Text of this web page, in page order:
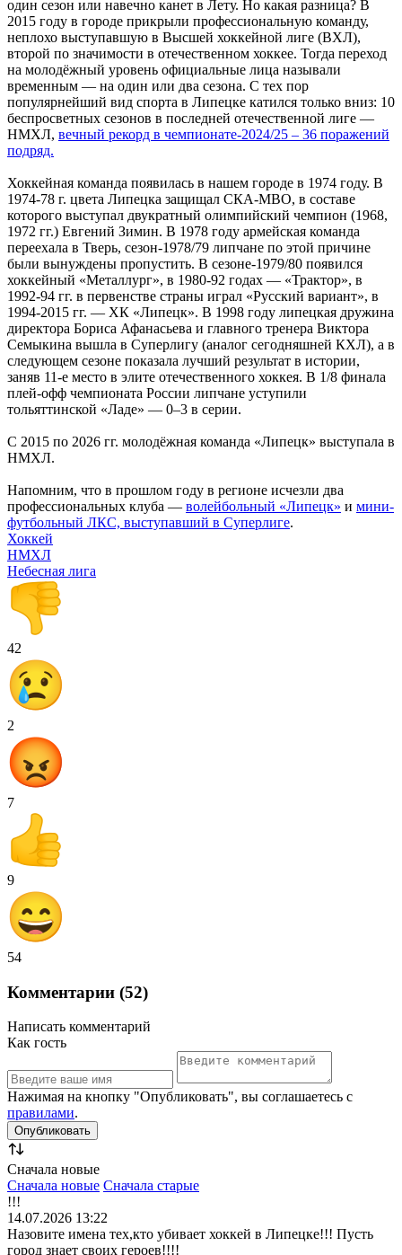
один сезон или навечно канет в Лету. Но какая разница? В
2015 году в городе прикрыли профессиональную команду,
неплохо выступавшую в Высшей хоккейной лиге (ВХЛ),
второй по значимости в отечественном хоккее. Тогда переход
на молодёжный уровень официальные лица называли
временным — на один или два сезона. С тех пор
популярнейший вид спорта в Липецке катился только вниз: 10
беспросветных сезонов в последней отечественной лиге —
НМХЛ, вечный рекорд в чемпионате-2024/25 – 36 поражений
подряд.
Хоккейная команда появилась в нашем городе в 1974 году. В
1974-78 г. цвета Липецка защищал СКА-МВО, в составе
которого выступал двукратный олимпийский чемпион (1968,
1972 гг.) Евгений Зимин. В 1978 году армейская команда
переехала в Тверь, сезон-1978/79 липчане по этой причине
были вынуждены пропустить. В сезоне-1979/80 появился
хоккейный «Металлург», в 1980-92 годах — «Трактор», в
1992-94 гг. в первенстве страны играл «Русский вариант», в
1994-2015 гг. — ХК «Липецк». В 1998 году липецкая дружина
директора Бориса Афанасьева и главного тренера Виктора
Семыкина вышла в Суперлигу (аналог сегодняшней КХЛ), а в
следующем сезоне показала лучший результат в истории,
заняв 11-е место в элите отечественного хоккея. В 1/8 финала
плей-офф чемпионата России липчане уступили
тольяттинской «Ладе» — 0–3 в серии.
С 2015 по 2026 гг. молодёжная команда «Липецк» выступала в
НМХЛ.
Напомним, что в прошлом году в регионе исчезли два
профессиональных клуба — волейбольный «Липецк» и мини-
футбольный ЛКС, выступавший в Суперлиге.
Хоккей
НМХЛ
Небесная лига
42
2
7
9
54
Комментарии (52)
Написать комментарий
Как гость
Нажимая на кнопку "Опубликовать", вы соглашаетесь с
правилами.
Сначала новые
Сначала новые Сначала старые
!!!
14.07.2026 13:22
Назовите имена тех,кто убивает хоккей в Липецке!!! Пусть
город знает своих героев!!!!